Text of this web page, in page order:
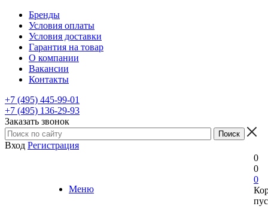
Бренды
Условия оплаты
Условия доставки
Гарантия на товар
О компании
Вакансии
Контакты
+7 (495) 445-99-01
+7 (495) 136-29-93
Заказать звонок
Вход Регистрация
Меню
0
0
0